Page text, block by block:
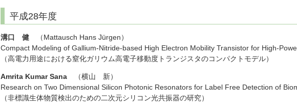
平成28年度
溝口 健
（Mattausch Hans Jürgen）
Compact Modeling of Gallium-Nitride-based High Electron Mobility Transistor for High-
（高電力用途における窒化ガリウム高電子移動度トランジスタのコンパクトモデル）
Amrita Kumar Sana （横山 新）
Research on Two Dimensional Silicon Photonic Resonators for Label Free Detection of
（非標識生体物質検出のための二次元シリコン光共振器の研究）